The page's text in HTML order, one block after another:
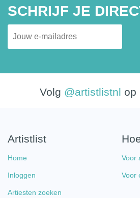
SCHRIJF JE
Volg @artistlistnl op
Artistlist
Home
Inloggen
Artiesten zoeken
Voor
Voor